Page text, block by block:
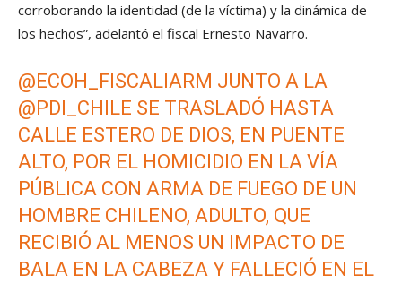
corroborando la identidad (de la víctima) y la dinámica de
los hechos”, adelantó el fiscal Ernesto Navarro.
@ECOH_FISCALIARM JUNTO A LA
@PDI_CHILE SE TRASLADÓ HASTA
CALLE ESTERO DE DIOS, EN PUENTE
ALTO, POR EL HOMICIDIO EN LA VÍA
PÚBLICA CON ARMA DE FUEGO DE UN
HOMBRE CHILENO, ADULTO, QUE
RECIBIÓ AL MENOS UN IMPACTO DE
BALA EN LA CABEZA Y FALLECIÓ EN EL